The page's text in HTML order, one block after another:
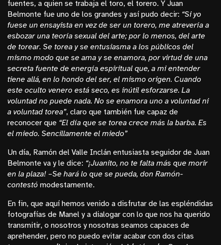
fuentes, a quien se trabaja el toro, el torero. Y Juan
Belmonte fue uno de los grandes y así pudo decir: “Si yo
fuese un ensayista en vez de ser un torero, me atrevería a
esbozar una teoría sexual del arte; por lo menos, del arte
de torear. Se torea y se entusiasma a los públicos del
mismo modo que se ama y se enamora, por virtud de una
secreta fuente de energía espiritual que, a mi entender
tiene allá, en lo hondo del ser, el mismo origen. Cuando
este oculto venero está seco, es inútil esforzarse. La
voluntad no puede nada. No se enamora uno a voluntad ni
a voluntad torea”, claro que también fue capaz de
reconocer que “El día que se torea crece más la barba. Es
el miedo. Sencillamente el miedo”
Un día, Ramón del Valle Inclán entusiasta seguidor de Juan
Belmonte va y le dice: “¡Juanito, no te falta más que morir
en la plaza! –Se hará lo que se pueda, don Ramón-
contestó modestamente.
En fin, que aquí hemos venido a disfrutar de las espléndidas
fotografías de Manel y a dialogar con lo que nos ha querido
transmitir, o nosotros y nosotras seamos capaces de
aprehender, pero no puedo evitar acabar con dos citas